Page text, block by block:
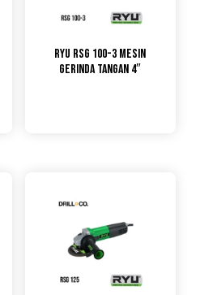
RYU RSG 100-3 Mesin
Gerinda Tangan 4″